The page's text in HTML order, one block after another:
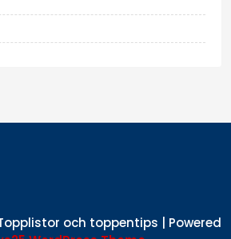
och toppentips | Powered